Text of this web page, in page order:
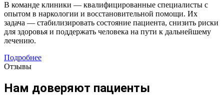
В команде клиники — квалифицированные специалисты с
опытом в наркологии и восстановительной помощи. Их
задача — стабилизировать состояние пациента, снизить риски
для здоровья и поддержать человека на пути к дальнейшему
лечению.
Подробнее
Отзывы
Нам доверяют пациенты